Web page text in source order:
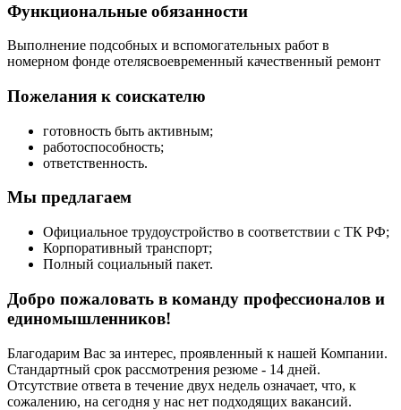
Функциональные обязанности
Выполнение подсобных и вспомогательных работ в
номерном фонде отелясвоевременный качественный ремонт
Пожелания к соискателю
готовность быть активным;
работоспособность;
ответственность.
Мы предлагаем
Официальное трудоустройство в соответствии с ТК РФ;
Корпоративный транспорт;
Полный социальный пакет.
Добро пожаловать в команду профессионалов и
единомышленников!
Благодарим Вас за интерес, проявленный к нашей Компании.
Стандартный срок рассмотрения резюме - 14 дней.
Отсутствие ответа в течение двух недель означает, что, к
сожалению, на сегодня у нас нет подходящих вакансий.